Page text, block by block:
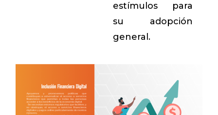
estímulos para
su adopción
general.